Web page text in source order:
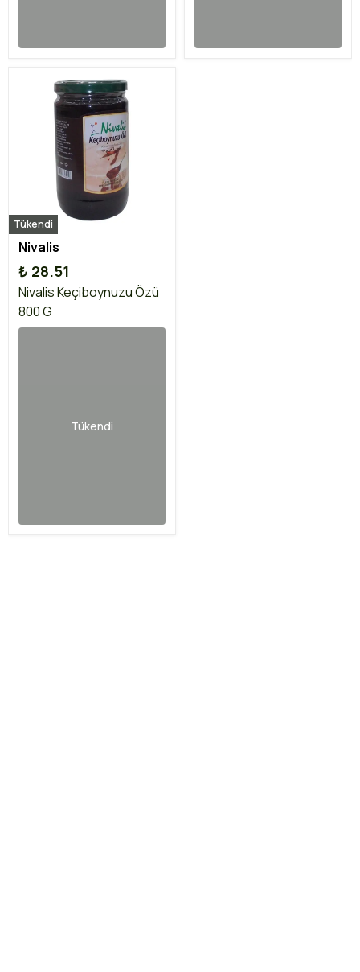
Tükendi
Nivalis
₺ 28.51
Nivalis Keçiboynuzu Özü
800 G
Tükendi